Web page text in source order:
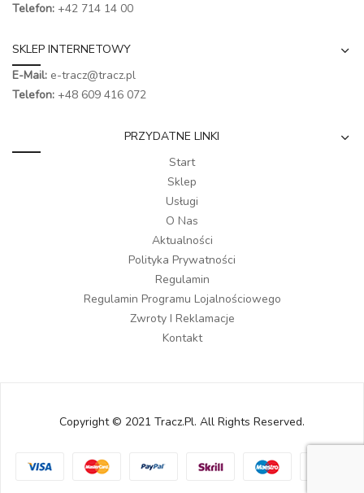
Telefon: +42 714 14 00
SKLEP INTERNETOWY
E-Mail: e-tracz@tracz.pl
Telefon: +48 609 416 072
PRZYDATNE LINKI
Start
Sklep
Usługi
O Nas
Aktualności
Polityka Prywatności
Regulamin
Regulamin Programu Lojalnościowego
Zwroty I Reklamacje
Kontakt
Copyright © 2021 Tracz.pl. All Rights Reserved.